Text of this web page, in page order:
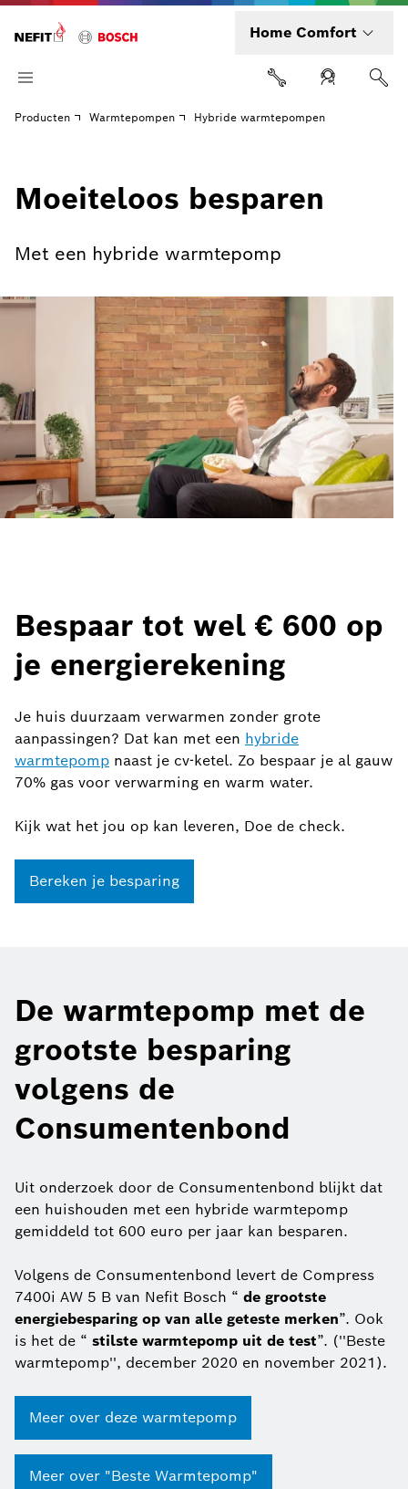
Home Comfort
Producten Warmtepompen Hybride warmtepompen
Moeiteloos besparen
Met een hybride warmtepomp
Bespaar tot wel € 600 op
je energierekening
Je huis duurzaam verwarmen zonder grote
aanpassingen? Dat kan met een hybride
warmtepomp naast je cv-ketel. Zo bespaar je al gauw
70% gas voor verwarming en warm water.
Kijk wat het jou op kan leveren, Doe de check.
Bereken je besparing
De warmtepomp met de
grootste besparing
volgens de
Consumentenbond
Uit onderzoek door de Consumentenbond blijkt dat
een huishouden met een hybride warmtepomp
gemiddeld tot 600 euro per jaar kan besparen.
Volgens de Consumentenbond levert de Compress
7400i AW 5 B van Nefit Bosch “ de grootste
energiebesparing op van alle geteste merken”. Ook
is het de “ stilste warmtepomp uit de test”. (''Beste
warmtepomp'', december 2020 en november 2021).
Meer over deze warmtepomp
Meer over "Beste Warmtepomp"